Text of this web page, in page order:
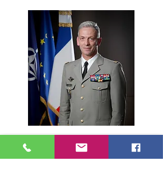
Découvrez les 6 nouveaux articles